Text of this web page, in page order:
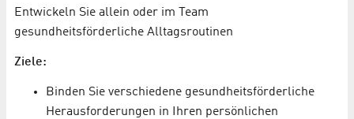
Entwickeln Sie allein oder im Team
gesundheitsförderliche Alltagsroutinen
Ziele:
Binden Sie verschiedene gesundheitsförderliche
Herausforderungen in Ihren persönlichen